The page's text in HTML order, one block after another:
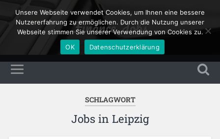
Finance Jobs
SCHLAGWORT
Jobs in Leipzig
Unsere Webseite verwendet Cookies, um Ihnen eine bessere
Nutzererfahrung zu ermöglichen. Durch die Nutzung unserer
Webseite stimmen Sie unserer Verwendung von Cookies zu.
OK
Datenschutzerklärung